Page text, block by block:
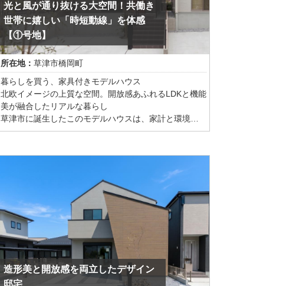
光と風が通り抜ける大空間！共働き
世帯に嬉しい「時短動線」を体感
【①号地】
所在地： 草津市橋岡町
暮らしを買う、家具付きモデルハウス
北欧イメージの上質な空間。開放感あふれるLDKと機能
美が融合したリアルな暮らし
草津市に誕生したこのモデルハウスは、家計と環境に
優しい仕様。等身大の暮らしをイメージできる「リア
グレーのアクセントウォールがモダンな雰囲気を演出
する広々としたLDK。仕切りのない大空間は視線が奥ま
で抜け、実際の面積以上の開放感を味わえる。
また、共働き世帯に嬉しい「家事ラク動線」にも注目
したい。キッチンから水回りへスムーズに繋がる回遊
動線や、適材適所に配した大容量の収納など、日々の
負担を軽減する工夫が満載だ。内装は素材感にこだわ
り、落ち着きのある上質なデザインで統一されてい
る。
造形美と開放感を両立したデザイン
邸宅